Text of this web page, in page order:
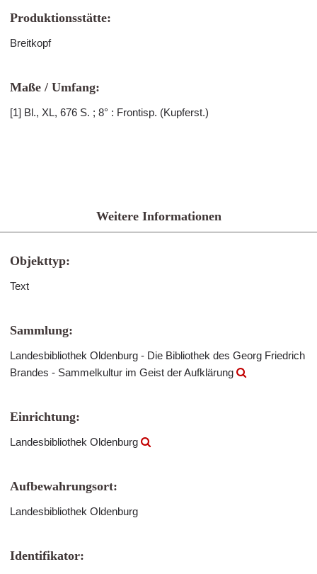
Produktionsstätte:
Breitkopf
Maße / Umfang:
[1] Bl., XL, 676 S. ; 8° : Frontisp. (Kupferst.)
Weitere Informationen
Objekttyp:
Text
Sammlung:
Landesbibliothek Oldenburg - Die Bibliothek des Georg Friedrich
Brandes - Sammelkultur im Geist der Aufklärung
Einrichtung:
Landesbibliothek Oldenburg
Aufbewahrungsort:
Landesbibliothek Oldenburg
Identifikator: